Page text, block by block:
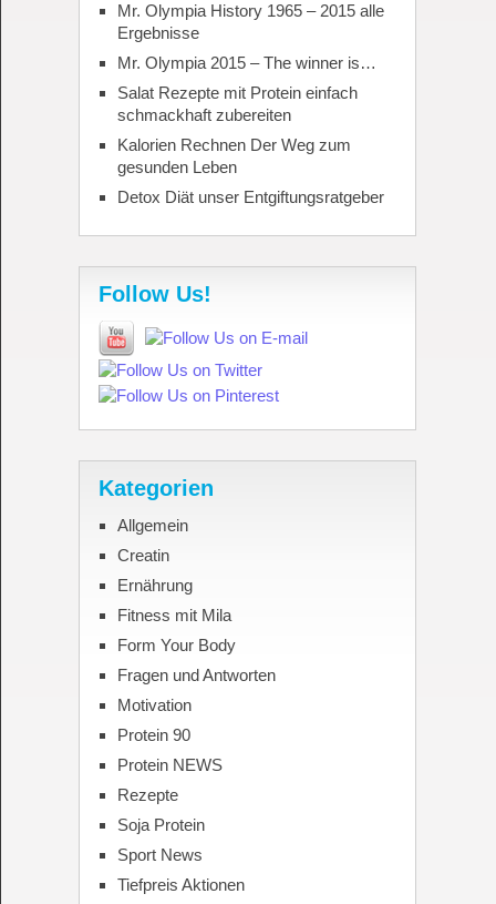
Mr. Olympia History 1965 – 2015 alle
Ergebnisse
Mr. Olympia 2015 – The winner is…
Salat Rezepte mit Protein einfach
schmackhaft zubereiten
Kalorien Rechnen Der Weg zum
gesunden Leben
Detox Diät unser Entgiftungsratgeber
Follow Us!
Kategorien
Allgemein
Creatin
Ernährung
Fitness mit Mila
Form Your Body
Fragen und Antworten
Motivation
Protein 90
Protein NEWS
Rezepte
Soja Protein
Sport News
Tiefpreis Aktionen